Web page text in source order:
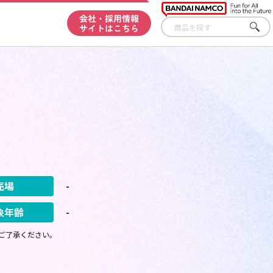
会社・採用情報
サイトはこちら
さが
す
場
-
年齢
-
承ください。